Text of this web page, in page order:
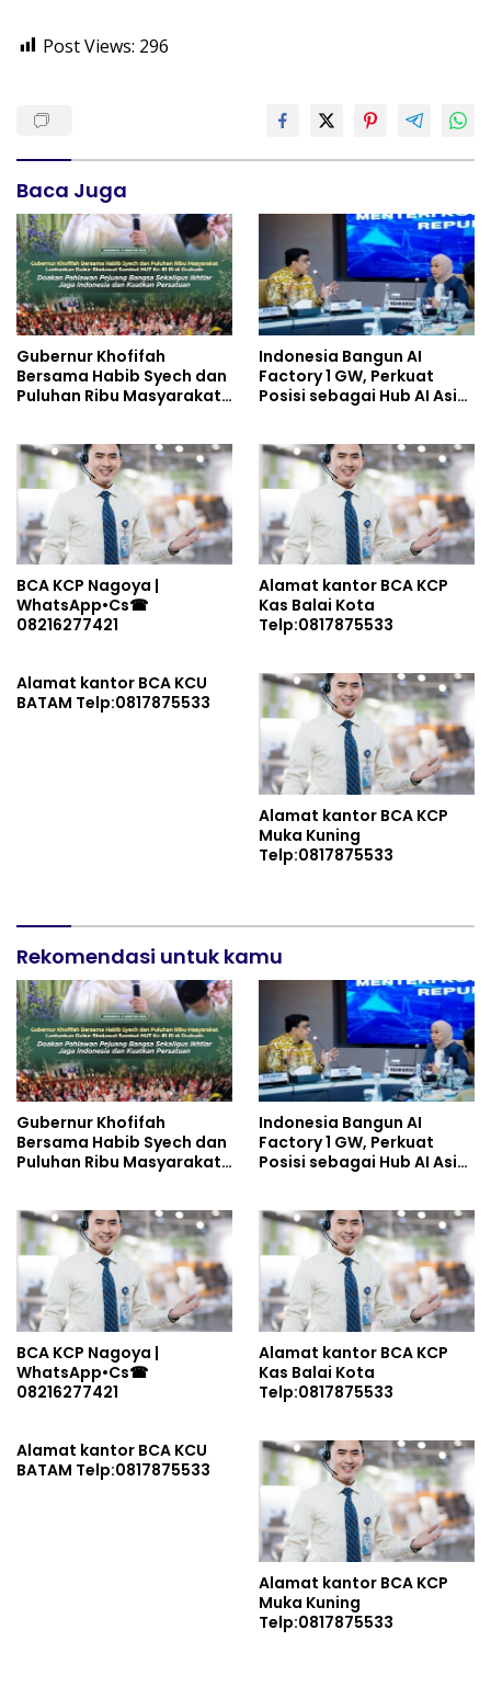
Post Views: 296
Baca Juga
Gubernur Khofifah
Bersama Habib Syech dan
Puluhan Ribu Masyarakat
81 RI di Grahadi: Doakan
Pahlawan Pejuang Bangsa
Sekaligus Ikhtiar Jaga
Indonesia dan Kuatkan
Persatuan
Indonesia Bangun AI
Factory 1 GW, Perkuat
Posisi sebagai Hub AI Asia
BCA KCP Nagoya |
WhatsApp•Cs☎
08216277421
Alamat kantor BCA KCP
Kas Balai Kota
Telp:0817875533
Alamat kantor BCA KCU
BATAM Telp:0817875533
Alamat kantor BCA KCP
Muka Kuning
Telp:0817875533
Rekomendasi untuk kamu
Gubernur Khofifah
Bersama Habib Syech dan
Puluhan Ribu Masyarakat
81 RI di Grahadi: Doakan
Pahlawan Pejuang Bangsa
Sekaligus Ikhtiar Jaga
Indonesia dan Kuatkan
Persatuan
Indonesia Bangun AI
Factory 1 GW, Perkuat
Posisi sebagai Hub AI Asia
BCA KCP Nagoya |
WhatsApp•Cs☎
08216277421
Alamat kantor BCA KCP
Kas Balai Kota
Telp:0817875533
Alamat kantor BCA KCU
BATAM Telp:0817875533
Alamat kantor BCA KCP
Muka Kuning
Telp:0817875533